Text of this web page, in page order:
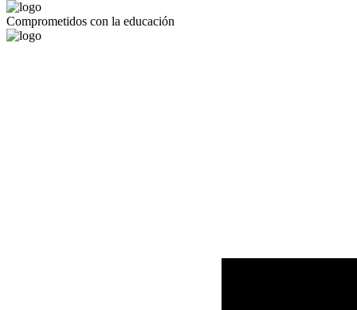
Comprometidos con la educación